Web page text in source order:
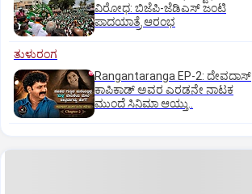
ವಿರೋಧ: ಬಿಜೆಪಿ-ಜೆಡಿಎಸ್‌ ಜಂಟಿ
ಪಾದಯಾತ್ರೆ ಆರಂಭ
ತುಳುರಂಗ
Rangantaranga EP-2: ದೇವದಾಸ್
ಕಾಪಿಕಾಡ್‌ ಅವರ ಎರಡನೇ ನಾಟಕ
ಮುಂದೆ ಸಿನಿಮಾ ಆಯ್ತು..